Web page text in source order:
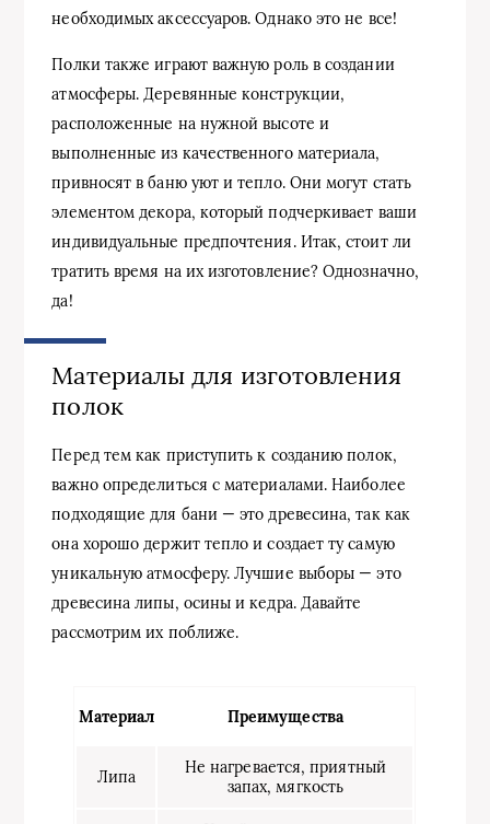
необходимых аксессуаров. Однако это не все!
Полки также играют важную роль в создании
атмосферы. Деревянные конструкции,
расположенные на нужной высоте и
выполненные из качественного материала,
привносят в баню уют и тепло. Они могут стать
элементом декора, который подчеркивает ваши
индивидуальные предпочтения. Итак, стоит ли
тратить время на их изготовление? Однозначно,
да!
Материалы для изготовления
полок
Перед тем как приступить к созданию полок,
важно определиться с материалами. Наиболее
подходящие для бани — это древесина, так как
она хорошо держит тепло и создает ту самую
уникальную атмосферу. Лучшие выборы — это
древесина липы, осины и кедра. Давайте
рассмотрим их поближе.
Материал Преимущества
Липа
Не нагревается, приятный
запах, мягкость